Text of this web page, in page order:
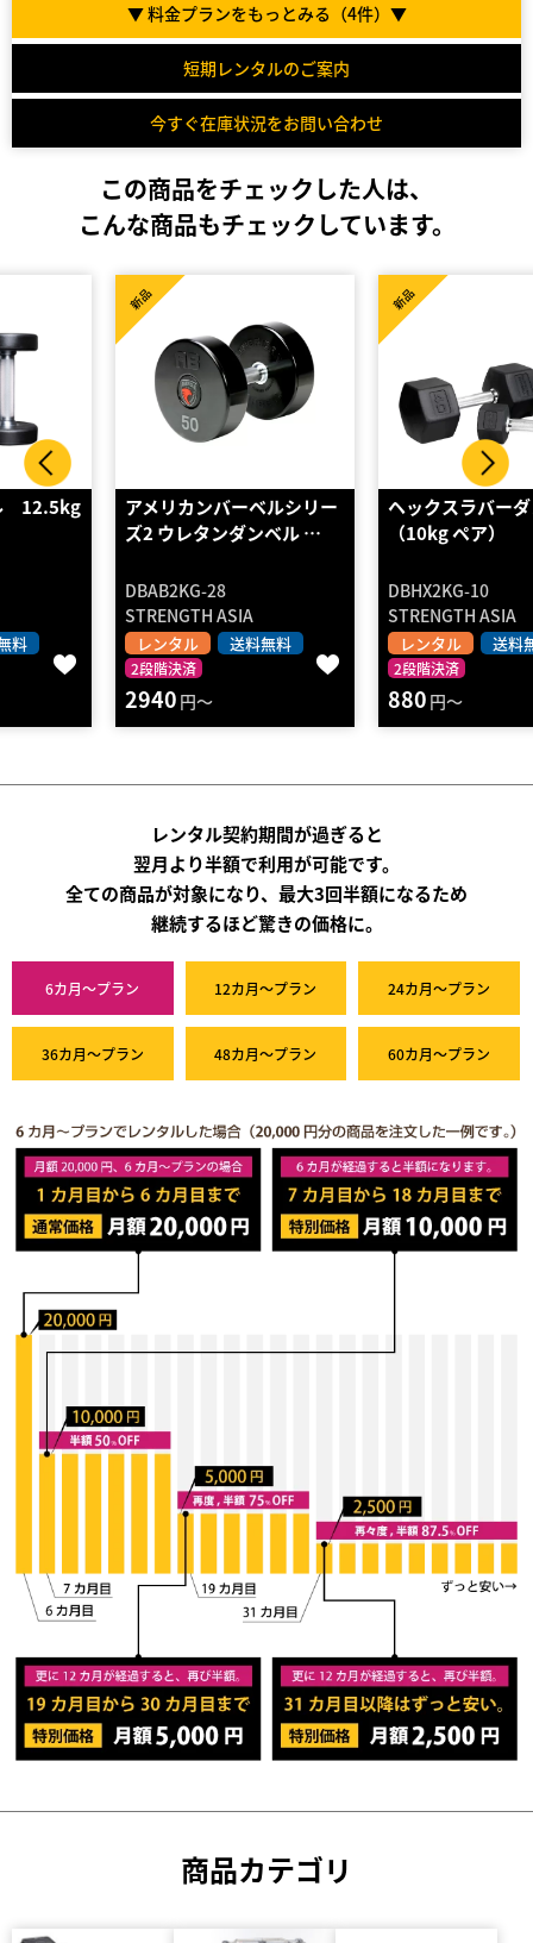
▼ 料金プランをもっとみる（4件）▼
短期レンタルのご案内
今すぐ在庫状況をお問い合わせ
この商品をチェックした人は、
こんな商品もチェックしています。
アメリカンバーベルシリー
ズ2 ウレタンダンベル …
DBAB2KG-28
STRENGTH ASIA
送料無料
2段階決済
ヘックスラバーダンベル2
（10kg ペア）
DBHX2KG-10
STRENGTH ASIA
レンタル 送料無料
2段階決済
レンタル契約期間が過ぎると
翌月より半額で利用が可能です。
全ての商品が対象になり、最大3回半額になるため
継続するほど驚きの価格に。
6カ月～プラン 12カ月～プラン 24カ月～プラン
36カ月～プラン 48カ月～プラン 60カ月～プラン
商品カテゴリ